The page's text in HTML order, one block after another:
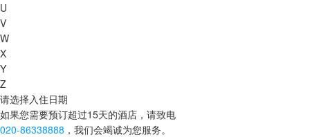
U
V
W
X
Y
Z
请选择入住日期
如果您需要预订超过15天的酒店，请致电
020-86338888 ，我们会竭诚为您服务。